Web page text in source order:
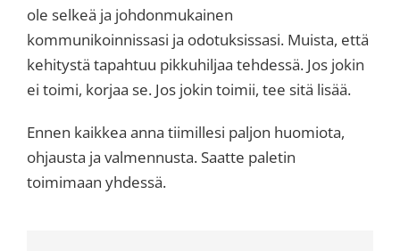
ole selkeä ja johdonmukainen
kommunikoinnissasi ja odotuksissasi. Muista, että
kehitystä tapahtuu pikkuhiljaa tehdessä. Jos jokin
ei toimi, korjaa se. Jos jokin toimii, tee sitä lisää.
Ennen kaikkea anna tiimillesi paljon huomiota,
ohjausta ja valmennusta. Saatte paletin
toimimaan yhdessä.